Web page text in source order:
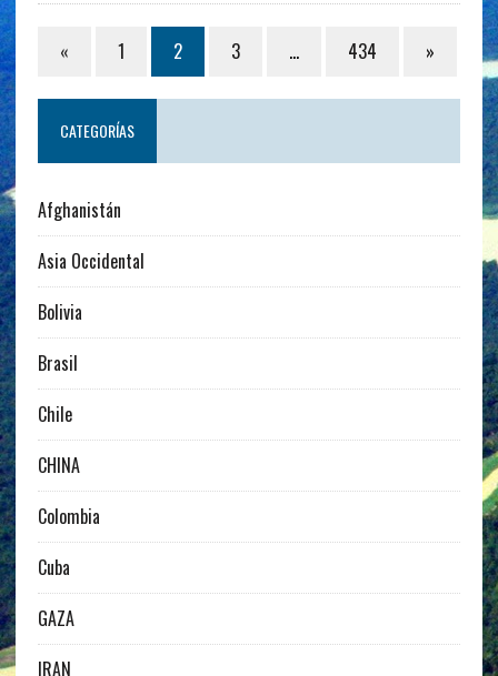
« 1 2 3 … 434 »
CATEGORÍAS
Afghanistán
Asia Occidental
Bolivia
Brasil
Chile
CHINA
Colombia
Cuba
GAZA
IRAN